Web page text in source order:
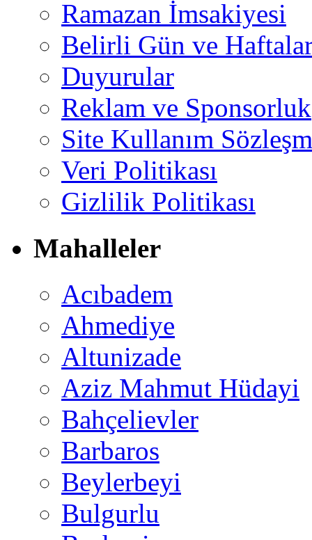
Ramazan İmsakiyesi
Belirli Gün ve
Duyurular
Reklam ve Sponsorluk
Site Kullanım
Veri Politikası
Gizlilik Politikası
Mahalleler
Acıbadem
Ahmediye
Altunizade
Aziz Mahmut Hüdayi
Bahçelievler
Barbaros
Beylerbeyi
Bulgurlu